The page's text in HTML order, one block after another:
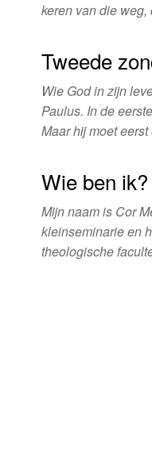
keren van die
Tweede
Wie God in zijn
Paulus. In de
Maar hij moet
Wie ben ik?
Mijn naam is Cor
kleinseminarie en
theologische